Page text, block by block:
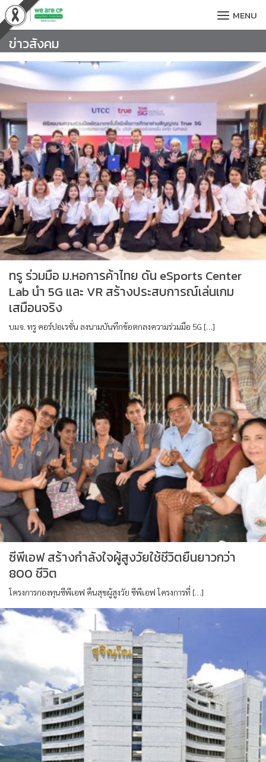
Skip
to
content
MENU
ข่าวสังคม
ทรู ร่วมมือ ม.หอการค้าไทย ดัน eSports Center
Lab นำ 5G และ VR สร้างประสบการณ์เล่นเกม
เสมือนจริง
บมจ. ทรู คอร์ปอเรชั่น ลงนามบันทึกข้อตกลงความร่วมมือ 5G […]
ซีพีเอฟ สร้างกำลังใจผู้สูงวัยใช้ชีวิตยืนยาวกว่า
800 ชีวิต
โครงการกองทุนซีพีเอฟ คืนสุขผู้สูงวัย ซีพีเอฟ โครงการที่ […]